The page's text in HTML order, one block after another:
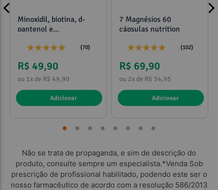
Minoxidil, biotina, d-
pantenol e
(70)
R$ 49,90
ou 1x de R$ 49,90
Adicionar
7 Magnésios 60
cápsulas nutrition
(102)
R$ 69,90
ou 2x de R$ 34,95
Adicionar
Não se trata de propaganda, e sim de descrição do
produto, consulte sempre um especialista.*Venda Sob
prescrição de profissional habilitado, podendo este ser o
nosso farmacêutico de acordo com a resolução 586/2013